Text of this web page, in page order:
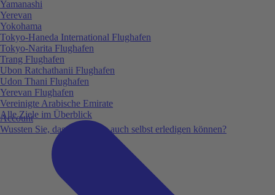
Account
Wussten Sie, dass Sie vieles auch selbst erledigen können?
Yamanashi
Yerevan
Yokohama
Tokyo-Haneda International Flughafen
Tokyo-Narita Flughafen
Trang Flughafen
Ubon Ratchathanii Flughafen
Udon Thani Flughafen
Yerevan Flughafen
Vereinigte Arabische Emirate
Alle Ziele im Überblick